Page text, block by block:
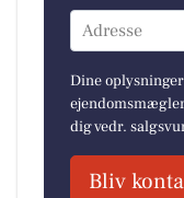
Adresse
Dine
dig vedr.
Bliv